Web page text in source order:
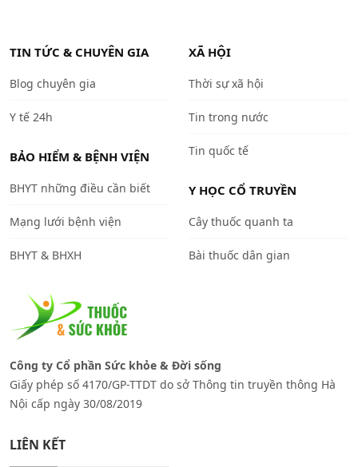
TIN TỨC & CHUYÊN GIA
Blog chuyên gia
Y tế 24h
BẢO HIỂM & BỆNH VIỆN
BHYT những điều cần biết
Mạng lưới bệnh viện
BHYT & BHXH
XÃ HỘI
Thời sự xã hội
Tin trong nước
Tin quốc tế
Y HỌC CỔ TRUYỀN
Cây thuốc quanh ta
Bài thuốc dân gian
Công ty Cổ phần Sức khỏe & Đời sống
Giấy phép số 4170/GP-TTDT do sở Thông tin truyền thông Hà
Nội cấp ngày 30/08/2019
LIÊN KẾT